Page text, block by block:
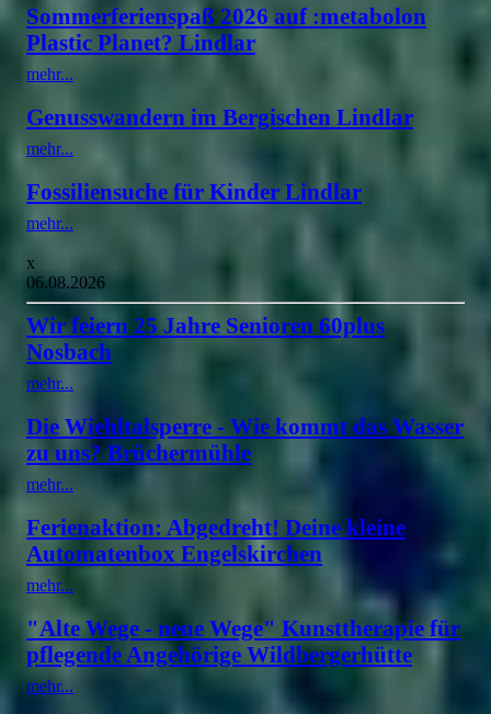
Sommerferienspaß 2026 auf :metabolon
Plastic Planet? Lindlar
mehr...
Genusswandern im Bergischen Lindlar
mehr...
Fossiliensuche für Kinder Lindlar
mehr...
x
06.08.2026
Wir feiern 25 Jahre Senioren 60plus
Nosbach
mehr...
Die Wiehltalsperre - Wie kommt das Wasser
zu uns? Brüchermühle
mehr...
Ferienaktion: Abgedreht! Deine kleine
Automatenbox Engelskirchen
mehr...
"Alte Wege - neue Wege" Kunsttherapie für
pflegende Angehörige Wildbergerhütte
mehr...